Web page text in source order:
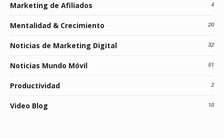
Marketing de Afiliados 4
Mentalidad & Crecimiento 20
Noticias de Marketing Digital 32
Noticias Mundo Móvil 51
Productividad 2
Video Blog 10